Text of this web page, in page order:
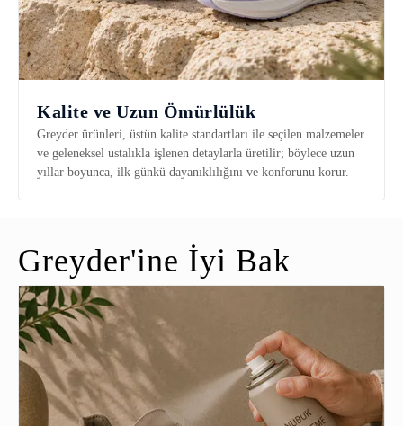
Kalite ve Uzun Ömürlülük
Greyder ürünleri, üstün kalite standartları ile seçilen malzemeler
ve geleneksel ustalıkla işlenen detaylarla üretilir; böylece uzun
yıllar boyunca, ilk günkü dayanıklılığını ve konforunu korur.
Greyder'ine İyi Bak